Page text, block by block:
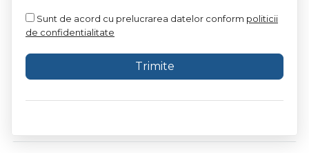
Sunt de acord cu prelucrarea datelor conform politicii
de confidentialitate